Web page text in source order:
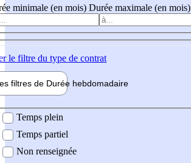
minimale (en mois) Durée maximale (en mois)
le filtre du type de contrat
filtres de Durée hebdomadaire
Temps plein
Temps partiel
Non renseignée